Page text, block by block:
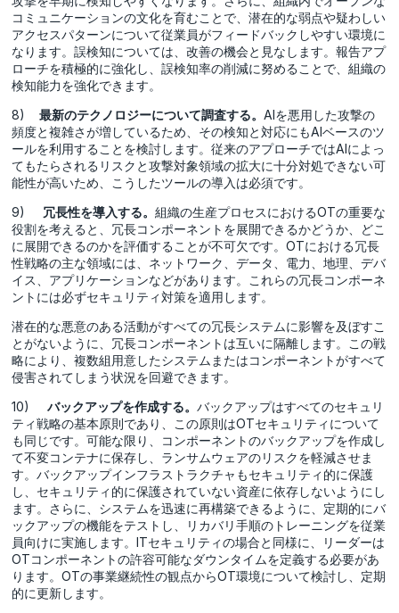
コミュニケーションの文化を育むことで、潜在的な弱点や疑わしい
アクセスパターンについて従業員がフィードバックしやすい環境に
なります。誤検知については、改善の機会と見なします。報告アプ
ローチを積極的に強化し、誤検知率の削減に努めることで、組織の
検知能力を強化できます。
8)最新のテクノロジーについて調査する。AIを悪用した攻撃の
頻度と複雑さが増しているため、その検知と対応にもAIベースのツ
ールを利用することを検討します。従来のアプローチではAIによっ
てもたらされるリスクと攻撃対象領域の拡大に十分対処できない可
能性が高いため、こうしたツールの導入は必須です。
9) 冗長性を導入する。組織の生産プロセスにおけるOTの重要な
役割を考えると、冗長コンポーネントを展開できるかどうか、どこ
に展開できるのかを評価することが不可欠です。OTにおける冗長
性戦略の主な領域には、ネットワーク、データ、電力、地理、デバ
イス、アプリケーションなどがあります。これらの冗長コンポーネ
ントには必ずセキュリティ対策を適用します。
潜在的な悪意のある活動がすべての冗長システムに影響を及ぼすこ
とがないように、冗長コンポーネントは互いに隔離します。この戦
略により、複数組用意したシステムまたはコンポーネントがすべて
侵害されてしまう状況を回避できます。
10)バックアップを作成する。バックアップはすべてのセキュリ
ティ戦略の基本原則であり、この原則はOTセキュリティについて
も同じです。可能な限り、コンポーネントのバックアップを作成し
て不変コンテナに保存し、ランサムウェアのリスクを軽減させま
す。バックアップインフラストラクチャもセキュリティ的に保護
し、セキュリティ的に保護されていない資産に依存しないようにし
ます。さらに、システムを迅速に再構築できるように、定期的にバ
ックアップの機能をテストし、リカバリ手順のトレーニングを従業
員向けに実施します。ITセキュリティの場合と同様に、リーダーは
OTコンポーネントの許容可能なダウンタイムを定義する必要があ
ります。OTの事業継続性の観点からOT環境について検討し、定期
的に更新します。